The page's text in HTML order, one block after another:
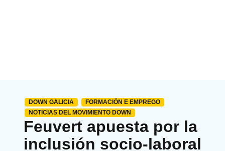
DOWN GALICIA
FORMACIÓN E EMPREGO
NOTICIAS DEL MOVIMIENTO DOWN
Feuvert apuesta por la
inclusión socio-laboral